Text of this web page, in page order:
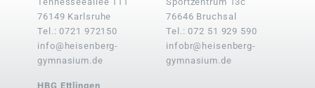
76149 Karlsruhe
Tel.: 0721 972150
info@heisenberg-
gymnasium.de
76646 Bruchsal
Tel.: 072 51 929 590
infobr@heisenberg-
gymnasium.de
HBG Ettlingen